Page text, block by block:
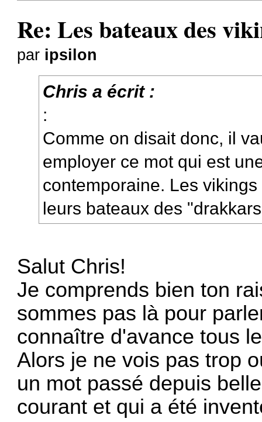
Re: Les bateaux des
par ipsilon
Chris a écrit :
:
Comme on disait donc, il
employer ce mot qui est
contemporaine. Les
leurs bateaux des
Salut Chris!
Je comprends bien ton
sommes pas là pour
connaître d'avance tous
Alors je ne vois pas trop
un mot passé depuis
courant et qui a été